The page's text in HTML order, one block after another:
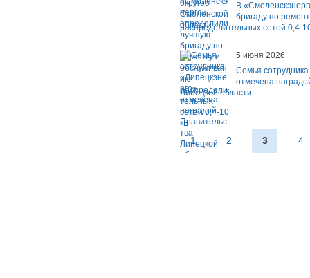
В
бригаду по
распределительных сетей 0,4-
5 июня 2026
Семья
отмечена
Липецкой области
1 2 3 4